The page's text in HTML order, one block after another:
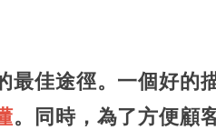
佳途徑。一個好的
。同時，為了方便顧